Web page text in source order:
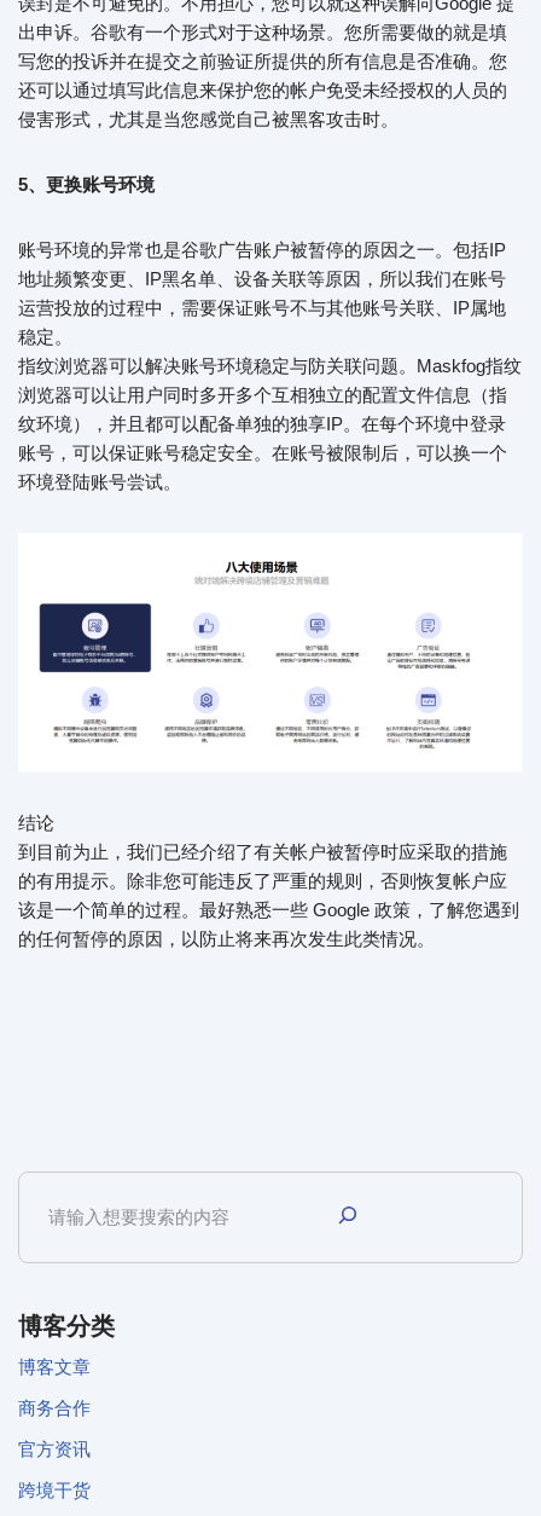
出申诉。谷歌有一个形式对于这种场景。您所需要做的就是填
写您的投诉并在提交之前验证所提供的所有信息是否准确。您
还可以通过填写此信息来保护您的帐户免受未经授权的人员的
侵害形式，尤其是当您感觉自己被黑客攻击时。
5、更换账号环境
账号环境的异常也是谷歌广告账户被暂停的原因之一。包括IP
地址频繁变更、IP黑名单、设备关联等原因，所以我们在账号
运营投放的过程中，需要保证账号不与其他账号关联、IP属地
稳定。
指纹浏览器可以解决账号环境稳定与防关联问题。Maskfog指纹
浏览器可以让用户同时多开多个互相独立的配置文件信息（指
纹环境），并且都可以配备单独的独享IP。在每个环境中登录
账号，可以保证账号稳定安全。在账号被限制后，可以换一个
环境登陆账号尝试。
结论
到目前为止，我们已经介绍了有关帐户被暂停时应采取的措施
的有用提示。除非您可能违反了严重的规则，否则恢复帐户应
该是一个简单的过程。最好熟悉一些 Google 政策，了解您遇到
的任何暂停的原因，以防止将来再次发生此类情况。
博客分类
博客文章
商务合作
官方资讯
跨境干货